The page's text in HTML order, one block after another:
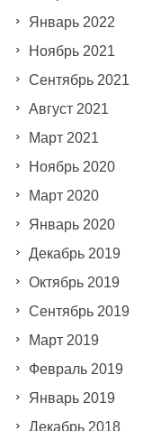
Январь 2022
Ноябрь 2021
Сентябрь 2021
Август 2021
Март 2021
Ноябрь 2020
Март 2020
Январь 2020
Декабрь 2019
Октябрь 2019
Сентябрь 2019
Март 2019
Февраль 2019
Январь 2019
Декабрь 2018